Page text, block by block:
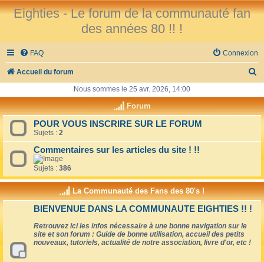
Eighties - Le forum de la communauté fan
des années 80 !! !
FAQ Connexion
Accueil du forum
h
h
e
Nous sommes le 25 avr. 2026, 14:00
Forum
POUR VOUS INSCRIRE SUR LE FORUM
Sujets : 2
Commentaires sur les articles du site ! !!
Sujets : 386
La Communauté des Fans des 80's !
BIENVENUE DANS LA COMMUNAUTE EIGHTIES !! !
Retrouvez ici les infos nécessaire à une bonne navigation sur le
site et son forum : Guide de bonne utilisation, accueil des petits
nouveaux, tutoriels, actualité de notre association, livre d'or, etc !